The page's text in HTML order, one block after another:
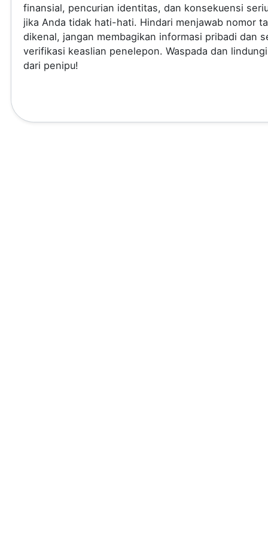
finansial, pencurian identitas, dan konsekuensi
jika Anda tidak hati-hati. Hindari menjawab nomor
dikenal, jangan membagikan informasi pribadi dan
verifikasi keaslian penelepon. Waspada dan
dari penipu!